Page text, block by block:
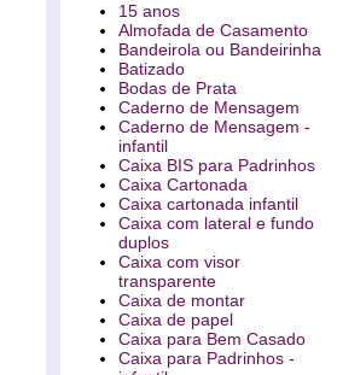
15 anos
Almofada de Casamento
Bandeirola ou Bandeirinha
Batizado
Bodas de Prata
Caderno de Mensagem
Caderno de Mensagem -
infantil
Caixa BIS para Padrinhos
Caixa Cartonada
Caixa cartonada infantil
Caixa com lateral e fundo
duplos
Caixa com visor
transparente
Caixa de montar
Caixa de papel
Caixa para Bem Casado
Caixa para Padrinhos -